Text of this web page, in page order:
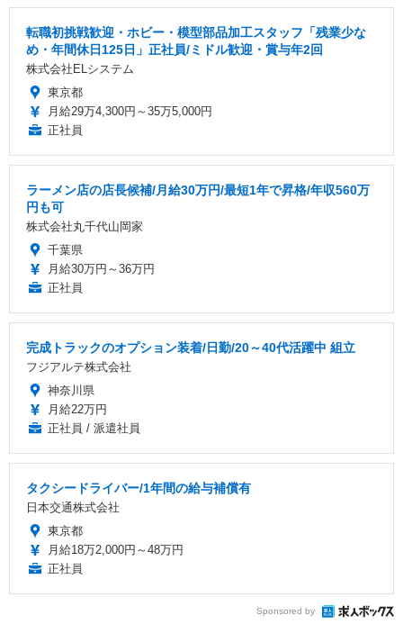
転職初挑戦歓迎・ホビー・模型部品加工スタッフ「残業少な
め・年間休日125日」正社員/ミドル歓迎・賞与年2回
株式会社ELシステム
東京都
月給29万4,300円～35万5,000円
正社員
ラーメン店の店長候補/月給30万円/最短1年で昇格/年収560万
円も可
株式会社丸千代山岡家
千葉県
月給30万円～36万円
正社員
完成トラックのオプション装着/日勤/20～40代活躍中 組立
フジアルテ株式会社
神奈川県
月給22万円
正社員 / 派遣社員
タクシードライバー/1年間の給与補償有
日本交通株式会社
東京都
月給18万2,000円～48万円
正社員
Sponsored by